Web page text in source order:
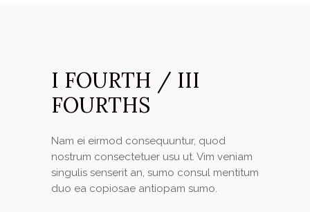
I FOURTH / III
FOURTHS
Nam ei eirmod consequuntur, quod
nostrum consectetuer usu ut. Vim veniam
singulis senserit an, sumo consul mentitum
duo ea copiosae antiopam sumo.